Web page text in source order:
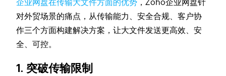
企业网盘在传输大文件方面的优势 ，Zoho企业网盘针
对外贸场景的痛点，从传输能力、安全合规、客户协
作三个方面构建解决方案，让大文件发送更高效、安
全、可控。
1. 突破传输限制